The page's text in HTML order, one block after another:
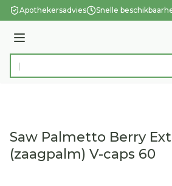
Ga naar de inhoud
Apothekersadvies Snelle
Menu
Product, merk, categorie...
Saw Palmetto Berry
(zaagpalm) V-caps 60